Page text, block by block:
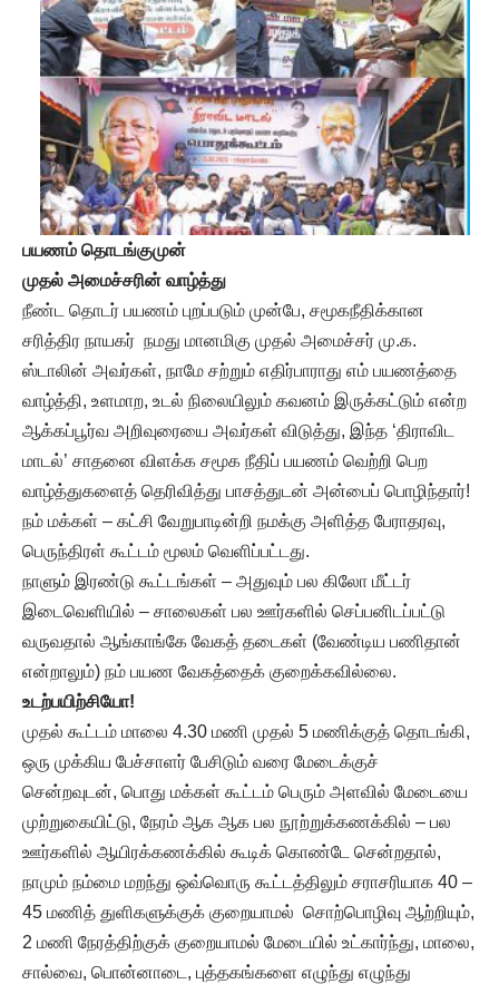
பயணம் தொடங்குமுன்
முதல் அமைச்சரின் வாழ்த்து
நீண்ட தொடர் பயணம் புறப்படும் முன்பே, சமூகநீதிக்கான
சரித்திர நாயகர் நமது மானமிகு முதல் அமைச்சர் மு.க.
ஸ்டாலின் அவர்கள், நாமே சற்றும் எதிர்பாராது எம் பயணத்தை
வாழ்த்தி, உளமாற, உடல் நிலையிலும் கவனம் இருக்கட்டும் என்ற
ஆக்கப்பூர்வ அறிவுரையை அவர்கள் விடுத்து, இந்த ‘திராவிட
மாடல்’ சாதனை விளக்க சமூக நீதிப் பயணம் வெற்றி பெற
வாழ்த்துகளைத் தெரிவித்து பாசத்துடன் அன்பைப் பொழிந்தார்!
நம் மக்கள் – கட்சி வேறுபாடின்றி நமக்கு அளித்த பேராதரவு,
பெருந்திரள் கூட்டம் மூலம் வெளிப்பட்டது.
நாளும் இரண்டு கூட்டங்கள் – அதுவும் பல கிலோ மீட்டர்
இடைவெளியில் – சாலைகள் பல ஊர்களில் செப்பனிடப்பட்டு
வருவதால் ஆங்காங்கே வேகத் தடைகள் (வேண்டிய பணிதான்
என்றாலும்) நம் பயண வேகத்தைக் குறைக்கவில்லை.
உடற்பயிற்சியோ!
முதல் கூட்டம் மாலை 4.30 மணி முதல் 5 மணிக்குத் தொடங்கி,
ஒரு முக்கிய பேச்சாளர் பேசிடும் வரை மேடைக்குச்
சென்றவுடன், பொது மக்கள் கூட்டம் பெரும் அளவில் மேடையை
முற்றுகையிட்டு, நேரம் ஆக ஆக பல நூற்றுக்கணக்கில் – பல
ஊர்களில் ஆயிரக்கணக்கில் கூடிக் கொண்டே சென்றதால்,
நாமும் நம்மை மறந்து ஒவ்வொரு கூட்டத்திலும் சராசரியாக 40 –
45 மணித் துளிகளுக்குக் குறையாமல் சொற்பொழிவு ஆற்றியும்,
2 மணி நேரத்திற்குக் குறையாமல் மேடையில் உட்கார்ந்து, மாலை,
சால்வை, பொன்னாடை, புத்தகங்களை எழுந்து எழுந்து